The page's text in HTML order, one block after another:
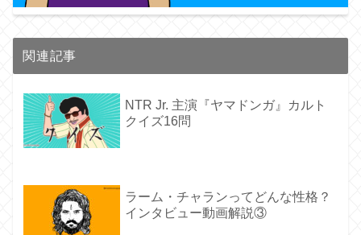
関連記事
NTR Jr. 主演『ヤマドンガ』カルト
クイズ16問
ラーム・チャランってどんな性格？
インタビュー動画解説③